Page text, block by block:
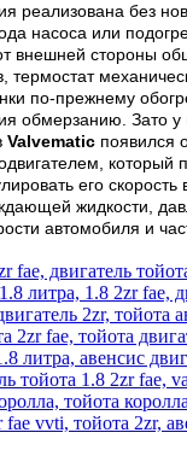
реализована без
насоса или
внешней стороны
термостат
по-прежнему
обмерзанию. Зато у
Valvematic появился
который
его скорость
жидкости,
автомобиля и